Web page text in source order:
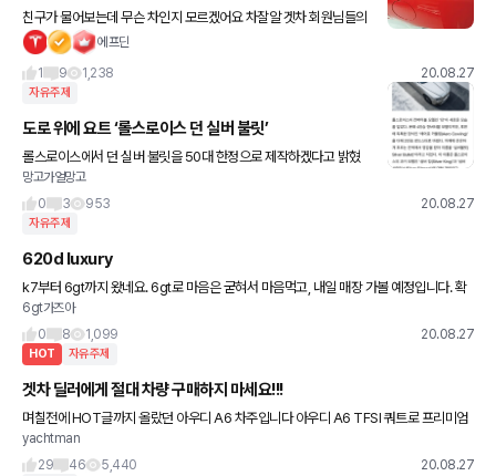
친구가 물어보는데 무슨 차인지 모르겠어요 차잘알 겟차 회원님들의
의견은?!
에프딘
1
9 1,238 20.08.27
자유주제
도로 위에 요트 ‘롤스로이스 던 실버 불릿’
롤스로이스에서 던 실버 불릿을 50대 한정으로 제작하겠다고 밝혔
습니다!!~ 원래 4인승인 던을 2인승으로 바꾼 모델이라네요ㅎㅎ 가
망고가얼망고
0
3 953 20.08.27
자유주제
620d luxury
k7부터 6gt까지 왔네요. 6gt로 마음은 굳혀서 마음먹고, 내일 매장 가볼 예정입니다. 확
인해바야댈 사항이 머가 잇을까요. 할인금액은 대략 듣고 갑니다. 그리고 엠팩이랑 차이
마니 날까요?
6gt가즈아
0
8 1,099 20.08.27
HOT 자유주제
겟차 딜러에게 절대 차량 구매하지 마세요!!!
며칠전에 HOT글까지 올랐던 아우디 A6 차주입니다 아우디 A6 TFSI 쿼트로 프리미엄
을 구입했는데 구입한지 2일만에 시동이 3회 꺼졌습니다 이 차를 구입한 경로는 처음 겟
차 구매상담을 이용해서
yachtman
29
46 5,440 20.08.27